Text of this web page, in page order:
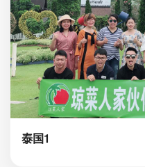
泰国1